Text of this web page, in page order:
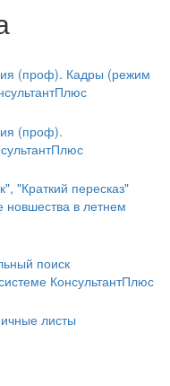
(проф). Кадры (режим
(проф).
"Краткий пересказ"
новшества в летнем
поиск
КонсультантПлюс
листы